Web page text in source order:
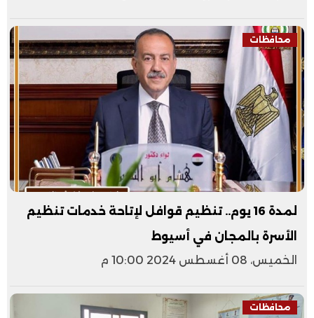
محافظات
لمدة 16 يوم.. تنظيم قوافل لإتاحة خدمات تنظيم
الأسرة بالمجان في أسيوط
الخميس، 08 أغسطس 2024 10:00 م
محافظات